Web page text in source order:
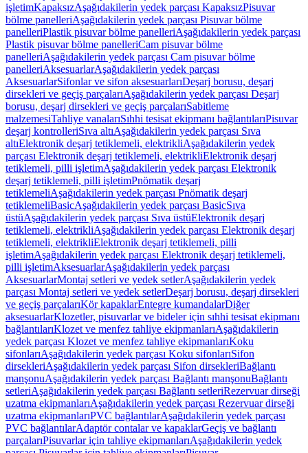
işletimKapaksızAşağıdakilerin yedek parçası KapaksızPisuvar
bölme panelleriAşağıdakilerin yedek parçası Pisuvar bölme
panelleriPlastik pisuvar bölme panelleriAşağıdakilerin yedek parçası
Plastik pisuvar bölme panelleriCam pisuvar bölme
panelleriAşağıdakilerin yedek parçası Cam pisuvar bölme
panelleriAksesuarlarAşağıdakilerin yedek parçası
AksesuarlarSifonlar ve sifon aksesuarlarıDeşarj borusu, deşarj
dirsekleri ve geçiş parçalarıAşağıdakilerin yedek parçası Deşarj
borusu, deşarj dirsekleri ve geçiş parçalarıSabitleme
malzemesiTahliye vanalarıSıhhi tesisat ekipmanı bağlantılarıPisuvar
deşarj kontrolleriSıva altıAşağıdakilerin yedek parçası Sıva
altıElektronik deşarj tetiklemeli, elektrikliAşağıdakilerin yedek
parçası Elektronik deşarj tetiklemeli, elektrikliElektronik deşarj
tetiklemeli, pilli işletimAşağıdakilerin yedek parçası Elektronik
deşarj tetiklemeli, pilli işletimPnömatik deşarj
tetiklemeliAşağıdakilerin yedek parçası Pnömatik deşarj
tetiklemeliBasicAşağıdakilerin yedek parçası BasicSıva
üstüAşağıdakilerin yedek parçası Sıva üstüElektronik deşarj
tetiklemeli, elektrikliAşağıdakilerin yedek parçası Elektronik deşarj
tetiklemeli, elektrikliElektronik deşarj tetiklemeli, pilli
işletimAşağıdakilerin yedek parçası Elektronik deşarj tetiklemeli,
pilli işletimAksesuarlarAşağıdakilerin yedek parçası
AksesuarlarMontaj setleri ve yedek setlerAşağıdakilerin yedek
parçası Montaj setleri ve yedek setlerDeşarj borusu, deşarj dirsekleri
ve geçiş parçalarıKör kapaklarEntegre kumandalarDiğer
aksesuarlarKlozetler, pisuvarlar ve bideler için sıhhi tesisat ekipmanı
bağlantılarıKlozet ve menfez tahliye ekipmanlarıAşağıdakilerin
yedek parçası Klozet ve menfez tahliye ekipmanlarıKoku
sifonlarıAşağıdakilerin yedek parçası Koku sifonlarıSifon
dirsekleriAşağıdakilerin yedek parçası Sifon dirsekleriBağlantı
manşonuAşağıdakilerin yedek parçası Bağlantı manşonuBağlantı
setleriAşağıdakilerin yedek parçası Bağlantı setleriRezervuar dirseği
uzatma ekipmanlarıAşağıdakilerin yedek parçası Rezervuar dirseği
uzatma ekipmanlarıPVC bağlantılarAşağıdakilerin yedek parçası
PVC bağlantılarAdaptör contalar ve kapaklarGeçiş ve bağlantı
parçalarıPisuvarlar için tahliye ekipmanlarıAşağıdakilerin yedek